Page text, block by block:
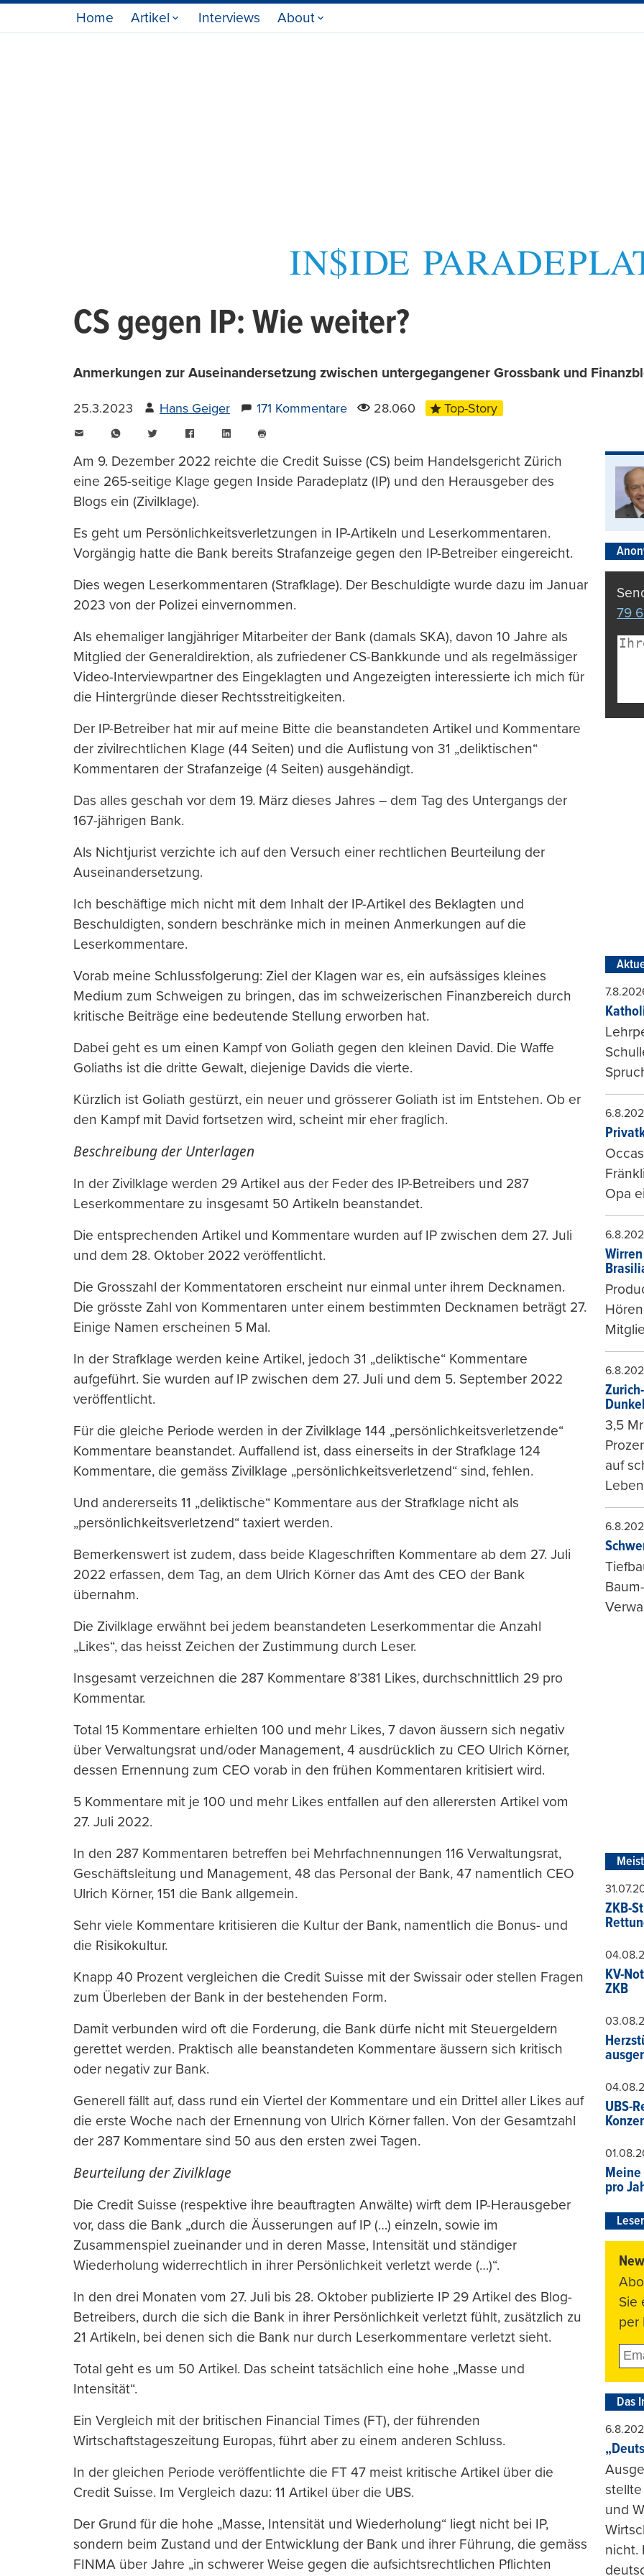
Home Artikel Interviews About
CS gegen IP: Wie weiter?
Anmerkungen zur Auseinandersetzung zwischen untergegangener Grossbank und
25.3.2023 Hans Geiger 171 Kommentare 28.060 Top-Story
WhatsAppTwitter FacebookLinkedIn
drucken
Am 9. Dezember 2022 reichte die Credit Suisse (CS) beim Handelsgericht Zürich
eine 265-seitige Klage gegen Inside Paradeplatz (IP) und den Herausgeber des
Blogs ein (Zivilklage).
Es geht um Persönlichkeitsverletzungen in IP-Artikeln und Leserkommentaren.
Vorgängig hatte die Bank bereits Strafanzeige gegen den IP-Betreiber eingereicht.
Dies wegen Leserkommentaren (Strafklage). Der Beschuldigte wurde dazu im Januar
2023 von der Polizei einvernommen.
Als ehemaliger langjähriger Mitarbeiter der Bank (damals SKA), davon 10 Jahre als
Mitglied der Generaldirektion, als zufriedener CS-Bankkunde und als regelmässiger
Video-Interviewpartner des Eingeklagten und Angezeigten interessierte ich mich für
die Hintergründe dieser Rechtsstreitigkeiten.
Der IP-Betreiber hat mir auf meine Bitte die beanstandeten Artikel und Kommentare
der zivilrechtlichen Klage (44 Seiten) und die Auflistung von 31 „deliktischen“
Kommentaren der Strafanzeige (4 Seiten) ausgehändigt.
Das alles geschah vor dem 19. März dieses Jahres – dem Tag des Untergangs der
167-jährigen Bank.
Als Nichtjurist verzichte ich auf den Versuch einer rechtlichen Beurteilung der
Auseinandersetzung.
Ich beschäftige mich nicht mit dem Inhalt der IP-Artikel des Beklagten und
Beschuldigten, sondern beschränke mich in meinen Anmerkungen auf die
Leserkommentare.
Vorab meine Schlussfolgerung: Ziel der Klagen war es, ein aufsässiges kleines
Medium zum Schweigen zu bringen, das im schweizerischen Finanzbereich durch
kritische Beiträge eine bedeutende Stellung erworben hat.
Dabei geht es um einen Kampf von Goliath gegen den kleinen David. Die Waffe
Goliaths ist die dritte Gewalt, diejenige Davids die vierte.
Kürzlich ist Goliath gestürzt, ein neuer und grösserer Goliath ist im Entstehen. Ob er
den Kampf mit David fortsetzen wird, scheint mir eher fraglich.
Beschreibung der Unterlagen
In der Zivilklage werden 29 Artikel aus der Feder des IP-Betreibers und 287
Leserkommentare zu insgesamt 50 Artikeln beanstandet.
Die entsprechenden Artikel und Kommentare wurden auf IP zwischen dem 27. Juli
und dem 28. Oktober 2022 veröffentlicht.
Die Grosszahl der Kommentatoren erscheint nur einmal unter ihrem Decknamen.
Die grösste Zahl von Kommentaren unter einem bestimmten Decknamen beträgt 27.
Einige Namen erscheinen 5 Mal.
In der Strafklage werden keine Artikel, jedoch 31 „deliktische“ Kommentare
aufgeführt. Sie wurden auf IP zwischen dem 27. Juli und dem 5. September 2022
veröffentlicht.
Für die gleiche Periode werden in der Zivilklage 144 „persönlichkeitsverletzende“
Kommentare beanstandet. Auffallend ist, dass einerseits in der Strafklage 124
Kommentare, die gemäss Zivilklage „persönlichkeitsverletzend“ sind, fehlen.
Und andererseits 11 „deliktische“ Kommentare aus der Strafklage nicht als
„persönlichkeitsverletzend“ taxiert werden.
Bemerkenswert ist zudem, dass beide Klageschriften Kommentare ab dem 27. Juli
2022 erfassen, dem Tag, an dem Ulrich Körner das Amt des CEO der Bank
übernahm.
Die Zivilklage erwähnt bei jedem beanstandeten Leserkommentar die Anzahl
„Likes“, das heisst Zeichen der Zustimmung durch Leser.
Insgesamt verzeichnen die 287 Kommentare 8’381 Likes, durchschnittlich 29 pro
Kommentar.
Total 15 Kommentare erhielten 100 und mehr Likes, 7 davon äussern sich negativ
über Verwaltungsrat und/oder Management, 4 ausdrücklich zu CEO Ulrich Körner,
dessen Ernennung zum CEO vorab in den frühen Kommentaren kritisiert wird.
5 Kommentare mit je 100 und mehr Likes entfallen auf den allerersten Artikel vom
27. Juli 2022.
In den 287 Kommentaren betreffen bei Mehrfachnennungen 116 Verwaltungsrat,
Geschäftsleitung und Management, 48 das Personal der Bank, 47 namentlich CEO
Ulrich Körner, 151 die Bank allgemein.
Sehr viele Kommentare kritisieren die Kultur der Bank, namentlich die Bonus- und
die Risikokultur.
Knapp 40 Prozent vergleichen die Credit Suisse mit der Swissair oder stellen Fragen
zum Überleben der Bank in der bestehenden Form.
Damit verbunden wird oft die Forderung, die Bank dürfe nicht mit Steuergeldern
gerettet werden. Praktisch alle beanstandeten Kommentare äussern sich kritisch
oder negativ zur Bank.
Generell fällt auf, dass rund ein Viertel der Kommentare und ein Drittel aller Likes auf
die erste Woche nach der Ernennung von Ulrich Körner fallen. Von der Gesamtzahl
der 287 Kommentare sind 50 aus den ersten zwei Tagen.
Beurteilung der Zivilklage
Die Credit Suisse (respektive ihre beauftragten Anwälte) wirft dem IP-Herausgeber
vor, dass die Bank „durch die Äusserungen auf IP (…) einzeln, sowie im
Zusammenspiel zueinander und in deren Masse, Intensität und ständiger
Wiederholung widerrechtlich in ihrer Persönlichkeit verletzt werde (…)“.
In den drei Monaten vom 27. Juli bis 28. Oktober publizierte IP 29 Artikel des Blog-
Betreibers, durch die sich die Bank in ihrer Persönlichkeit verletzt fühlt, zusätzlich zu
21 Artikeln, bei denen sich die Bank nur durch Leserkommentare verletzt sieht.
Total geht es um 50 Artikel. Das scheint tatsächlich eine hohe „Masse und
Intensität“.
Ein Vergleich mit der britischen Financial Times (FT), der führenden
Wirtschaftstageszeitung Europas, führt aber zu einem anderen Schluss.
In der gleichen Periode veröffentlichte die FT 47 meist kritische Artikel über die
Credit Suisse. Im Vergleich dazu: 11 Artikel über die UBS.
Der Grund für die hohe „Masse, Intensität und Wiederholung“ liegt nicht bei IP,
sondern beim Zustand und der Entwicklung der Bank und ihrer Führung, die gemäss
FINMA über Jahre „in schwerer Weise gegen die aufsichtsrechtlichen Pflichten
79
Opa
3,5
auf
ZKB-
KV-
ZKB
UBS-
pro
Sie
per
Das
und
nicht.